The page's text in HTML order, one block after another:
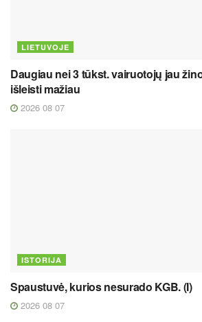
LIETUVOJE
Daugiau nei 3 tūkst. vairuotojų jau
išleisti mažiau
2026 08 07
ISTORIJA
Spaustuvė, kurios nesurado KGB. (I)
2026 08 07